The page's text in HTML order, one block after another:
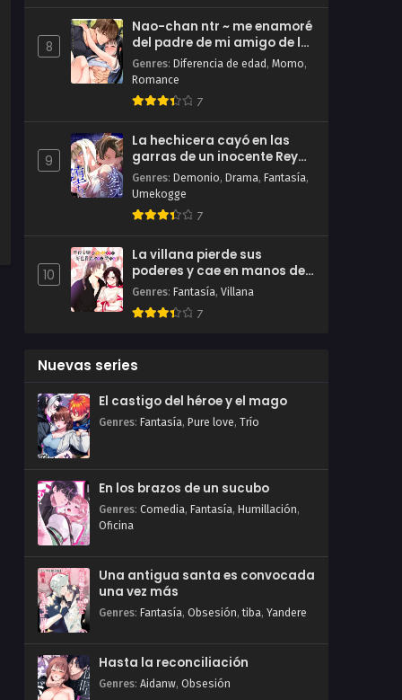
8
Nao-chan ntr ~ me enamoré
del padre de mi amigo de la
infancia ~
Genres: Diferencia de edad , Momo,
Romance
7
9
La hechicera cayó en las
garras de un inocente Rey
Demonio
Genres: Demonio, Drama, Fantasía,
Umekogge
7
10
La villana pierde sus
poderes y cae en manos de
un noble lujurioso
Genres: Fantasía, Villana
7
Nuevas series
El castigo del héroe y el mago
Genres: Fantasía, Pure love, Trío
En los brazos de un sucubo
Genres: Comedia, Fantasía, Humillación,
Oficina
Una antigua santa es convocada
una vez más
Genres: Fantasía, Obsesión,tiba, Yandere
Hasta la reconciliación
Genres: Aidanw, Obsesión